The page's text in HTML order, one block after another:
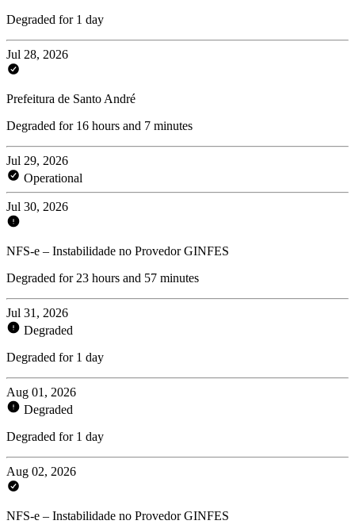
Degraded for 1 day
Jul 28, 2026
Prefeitura de Santo André
Degraded for 16 hours and 7 minutes
Jul 29, 2026
Operational
Jul 30, 2026
NFS-e – Instabilidade no Provedor GINFES
Degraded for 23 hours and 57 minutes
Jul 31, 2026
Degraded
Degraded for 1 day
Aug 01, 2026
Degraded
Degraded for 1 day
Aug 02, 2026
NFS-e – Instabilidade no Provedor GINFES